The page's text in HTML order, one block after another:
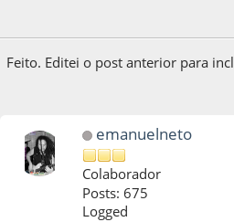
Feito. Editei o post anterior para
emanuelneto
Colaborador
Posts: 675
Logged